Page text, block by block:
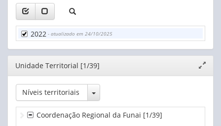
2022 - atualizado em 24/10/2025
Editor
janela
Unidade Territorial [1/39]
Níveis territoriais Toggle Dropdown
Coordenação Regional da Funai [1/39]